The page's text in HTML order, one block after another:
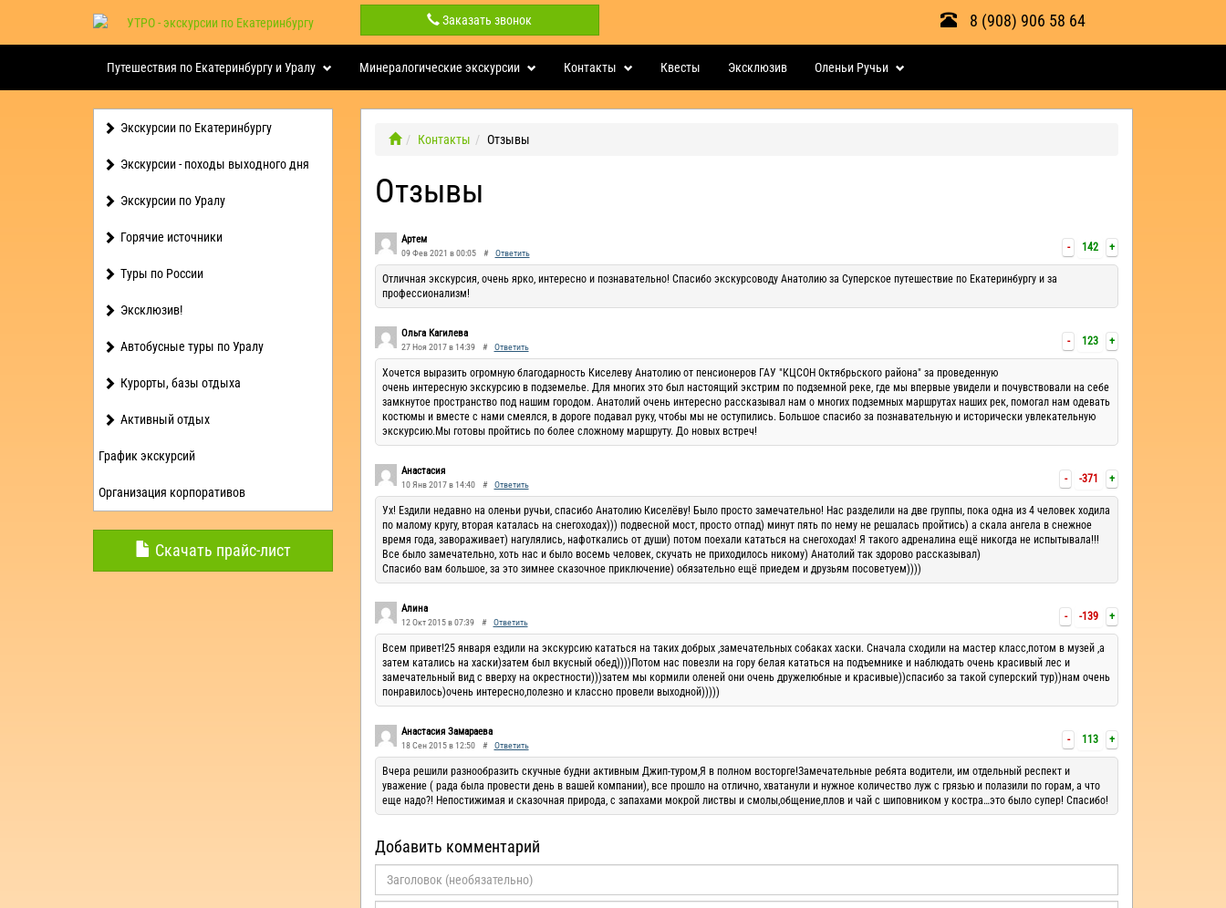
Заказать звонок 8 (908) 906 58 64
Путешествия по Екатеринбургу и Уралу Минералогические экскурсии Контакты Квесты Эксклюзив Оленьи Ручьи
Экскурсии по Екатеринбургу
Экскурсии - походы выходного дня
Экскурсии по Уралу
Горячие источники
Туры по России
Эксклюзив!
Автобусные туры по Уралу
Курорты, базы отдыха
Активный отдых
График экскурсий
Организация корпоративов
Скачать прайс-лист
Контакты Отзывы
Отзывы
- 142 +
Артем
09 Фев 2021 в 00:05 # Ответить
Отличная экскурсия, очень ярко, интересно и познавательно! Спасибо экскурсоводу Анатолию за Суперское путешествие по Екатеринбургу и за
профессионализм!
- 123 +
Ольга Кагилева
27 Ноя 2017 в 14:39 # Ответить
Хочется выразить огромную благодарность Киселеву Анатолию от пенсионеров ГАУ "КЦСОН Октябрьского района" за проведенную
очень интересную экскурсию в подземелье. Для многих это был настоящий экстрим по подземной реке, где мы впервые увидели и почувствовали на себе
замкнутое пространство под нашим городом. Анатолий очень интересно рассказывал нам о многих подземных маршрутах наших рек, помогал нам одевать
костюмы и вместе с нами смеялся, в дороге подавал руку, чтобы мы не оступились. Большое спасибо за познавательную и исторически увлекательную
экскурсию.Мы готовы пройтись по более сложному маршруту. До новых встреч!
- -371 +
Анастасия
10 Янв 2017 в 14:40 # Ответить
Ух! Ездили недавно на оленьи ручьи, спасибо Анатолию Киселёву! Было просто замечательно! Нас разделили на две группы, пока одна из 4 человек ходила
по малому кругу, вторая каталась на снегоходах))) подвесной мост, просто отпад) минут пять по нему не решалась пройтись) а скала ангела в снежное
время года, завораживает) нагулялись, нафоткались от души) потом поехали кататься на снегоходах! Я такого адреналина ещё никогда не испытывала!!!
Все было замечательно, хоть нас и было восемь человек, скучать не приходилось никому) Анатолий так здорово рассказывал)
Спасибо вам большое, за это зимнее сказочное приключение) обязательно ещё приедем и друзьям посоветуем))))
- -139 +
Алина
12 Окт 2015 в 07:39 # Ответить
Всем привет!25 января ездили на экскурсию кататься на таких добрых ,замечательных собаках хаски. Сначала сходили на мастер класс,потом в музей ,а
затем катались на хаски)затем был вкусный обед))))Потом нас повезли на гору белая кататься на подъемнике и наблюдать очень красивый лес и
замечательный вид с вверху на окрестности)))затем мы кормили оленей они очень дружелюбные и красивые))спасибо за такой суперский тур))нам очень
понравилось)очень интересно,полезно и классно провели выходной)))))
- 113 +
Анастасия Замараева
18 Сен 2015 в 12:50 # Ответить
Вчера решили разнообразить скучные будни активным Джип-туром,Я в полном восторге!Замечательные ребята водители, им отдельный респект и
уважение ( рада была провести день в вашей компании), все прошло на отлично, хватанули и нужное количество луж с грязью и полазили по горам, а что
еще надо?! Непостижимая и сказочная природа, с запахами мокрой листвы и смолы,общение,плов и чай с шиповником у костра…это было супер! Спасибо!
Добавить комментарий